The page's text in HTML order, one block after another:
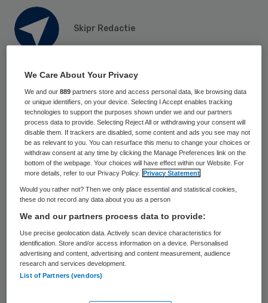
Skipr Redactie
643 keer gelezen
Het onderzoeksprogramma Gezond ouder
worden met een beperking (GOUD) krijgt
een vervolg. Erasmus MC, Abrona, Amarant
en Ipse de Bruggen hebben zich voor de
komende zes jaar verbonden aan het
onderzoeksprogramma GOUD 4.
GOUD 4 is een vervolg op eerdere studies
van GOUD die zich richten op het
verbeteren van de zorg en het bevorderen
We Care About Your Privacy
We and our889 partners store and access personal data, like browsing data
or unique identifiers, on your device. Selecting I Accept enables tracking
technologies to support the purposes shown under we and our partners
process data to provide. Selecting Reject All or withdrawing your consent will
disable them. If trackers are disabled, some content and ads you see may not
be as relevant to you. You can resurface this menu to change your choices or
withdraw consent at any time by clicking the Manage Preferences link on the
bottom of the webpage. Your choices will have effect within our Website. For
more details, refer to our Privacy Policy.
Privacy Statement
Would you rather not? Then we only place essential and statistical cookies,
these do not record any data about you as a person
We and our partners process data to provide:
Use precise geolocation data. Actively scan device characteristics for
identification. Store and/or access information on a device. Personalised
advertising and content, advertising and content measurement, audience
research and services development.
List of Partners (vendors)